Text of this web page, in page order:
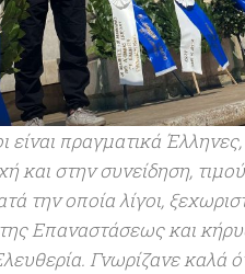
είναι πραγματικά
και στην συνείδηση,
την οποία λίγοι,
Επαναστάσεως και
Γνωρίζανε καλά